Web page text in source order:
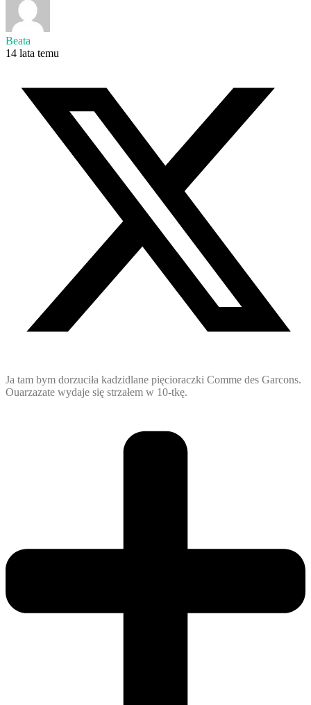
Beata
14 lata temu
Ja tam bym dorzuciła kadzidlane pięcioraczki Comme des Garcons.
Ouarzazate wydaje się strzałem w 10-tkę.